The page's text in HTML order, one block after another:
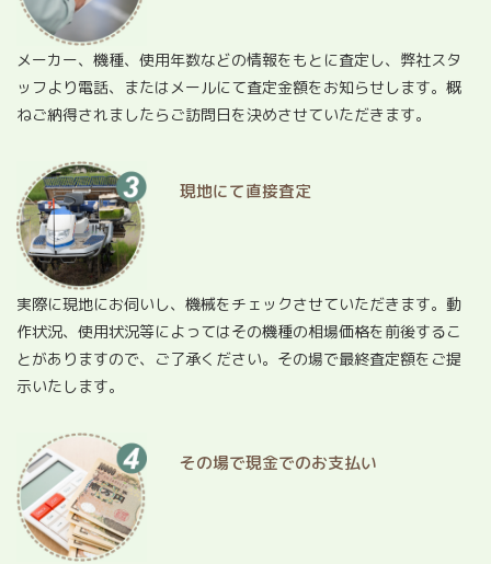
メーカー、機種、使用年数などの情報をもとに査定し、弊社スタ
ッフより電話、またはメールにて査定金額をお知らせします。概
ねご納得されましたらご訪問日を決めさせていただきます。
現地にて直接査定
実際に現地にお伺いし、機械をチェックさせていただきます。動
作状況、使用状況等によってはその機種の相場価格を前後するこ
とがありますので、ご了承ください。その場で最終査定額をご提
示いたします。
その場で現金でのお支払い